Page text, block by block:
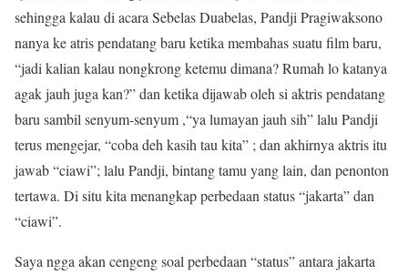
sehingga kalau di acara Sebelas Duabelas, Pandji Pragiwaksono
nanya ke atris pendatang baru ketika membahas suatu film baru,
“jadi kalian kalau nongkrong ketemu dimana? Rumah lo katanya
agak jauh juga kan?” dan ketika dijawab oleh si aktris pendatang
baru sambil senyum-senyum ,“ya lumayan jauh sih” lalu Pandji
terus mengejar, “coba deh kasih tau kita” ; dan akhirnya aktris itu
jawab “ciawi”; lalu Pandji, bintang tamu yang lain, dan penonton
tertawa. Di situ kita menangkap perbedaan status “jakarta” dan
“ciawi”.
Saya ngga akan cengeng soal perbedaan “status” antara jakarta